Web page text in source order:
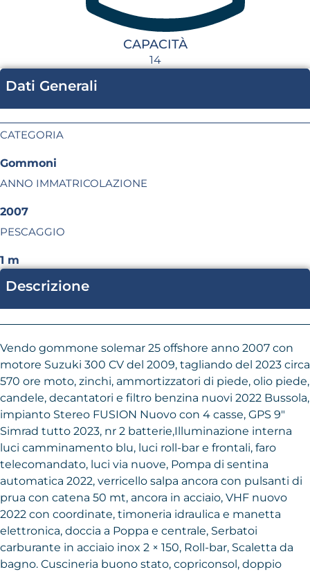
CAPACITÀ
14
Dati Generali
CATEGORIA
Gommoni
ANNO IMMATRICOLAZIONE
2007
PESCAGGIO
1 m
Descrizione
Vendo gommone solemar 25 offshore anno 2007 con
motore Suzuki 300 CV del 2009, tagliando del 2023 circa
570 ore moto, zinchi, ammortizzatori di piede, olio piede,
candele, decantatori e filtro benzina nuovi 2022 Bussola,
impianto Stereo FUSION Nuovo con 4 casse, GPS 9″
Simrad tutto 2023, nr 2 batterie,Illuminazione interna
luci camminamento blu, luci roll-bar e frontali, faro
telecomandato, luci via nuove, Pompa di sentina
automatica 2022, verricello salpa ancora con pulsanti di
prua con catena 50 mt, ancora in acciaio, VHF nuovo
2022 con coordinate, timoneria idraulica e manetta
elettronica, doccia a Poppa e centrale, Serbatoi
carburante in acciaio inox 2 × 150, Roll-bar, Scaletta da
bagno. Cuscineria buono stato, copriconsol, doppio